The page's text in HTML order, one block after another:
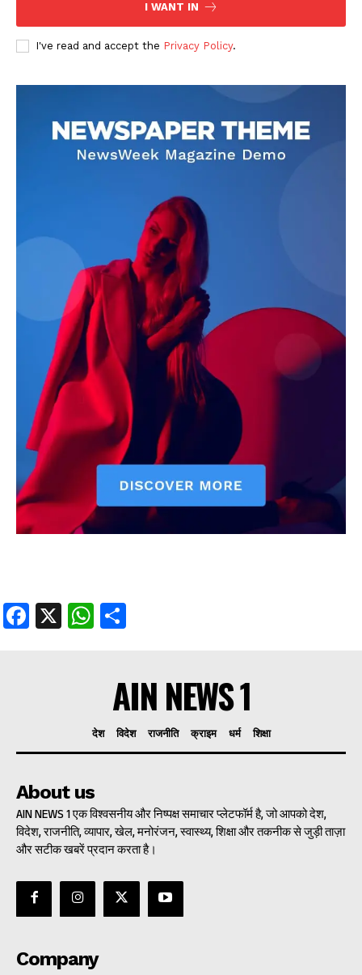
DOWNLOAD NOW
AIN NEWS 1
Contact Us
About Us
Privacy Policy
Terms of Use Agreement
Facebook
X WhatsApp
Share
I WANT IN
I've read and accept the Privacy Policy.
Facebook
X WhatsApp
AIN NEWS 1
देश विदेश राजनीति क्राइम धर्म शिक्षा
About us
AIN NEWS 1 एक विश्वसनीय और निष्पक्ष समाचार प्लेटफॉर्म है, जो आपको देश,
विदेश, राजनीति, व्यापार, खेल, मनोरंजन, स्वास्थ्य, शिक्षा और तकनीक से जुड़ी ताज़ा
और सटीक खबरें प्रदान करता है।
Company